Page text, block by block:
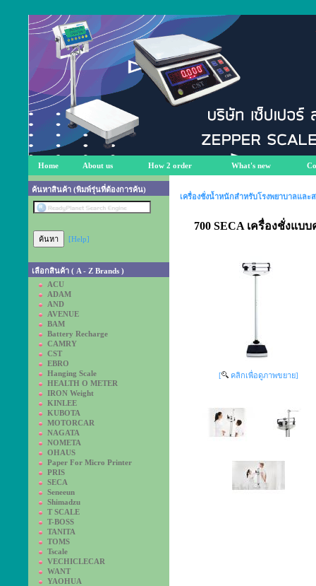
Home About us How 2 order What's new
ค้นหาสินค้า (พิมพ์รุ่นที่ต้องการค้น)
[Help]
เลือกสินค้า ( A - Z Brands )
ACU
ADAM
AND
AVENUE
BAM
Battery Recharge
CAMRY
CST
EBRO
Hanging Scale
HEALTH O METER
IRON Weight
KINLEE
KUBOTA
MOTORCAR
NAGATA
NOMETA
OHAUS
Paper For Micro Printer
PRIS
SECA
Seneeun
Shimadzu
T SCALE
T-BOSS
TANITA
TOMS
Tscale
VECHICLECAR
WANT
YAOHUA
เครื่องชั่งน้ำหนักสำหรับโรงพยาบาลและ
700 SECA เครื่องชั่งแบ
[ คลิกเพื่อดูภาพขยาย]